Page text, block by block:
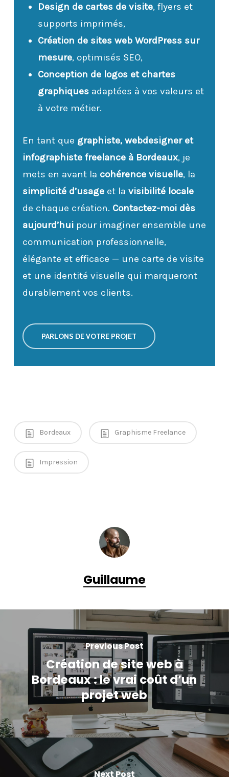
Design de cartes de visite, flyers et
supports imprimés,
Création de sites web WordPress sur
mesure, optimisés SEO,
Conception de logos et chartes
graphiques adaptées à vos valeurs et
à votre métier.
En tant que graphiste, webdesigner et
infographiste freelance à Bordeaux, je
mets en avant la cohérence visuelle, la
simplicité d’usage et lavisibilité locale
de chaque création. Contactez-moi dès
aujourd’hui pour imaginer ensemble une
communication professionnelle,
élégante et efficace — une carte de visite
et une identité visuelle qui marqueront
durablement vos clients.
PARLONS DE VOTRE PROJET
Bordeaux Graphisme Freelance
Impression
Guillaume
Previous Post
Création de site web à
Bordeaux : le vrai coût d’un
projet web
Next Post